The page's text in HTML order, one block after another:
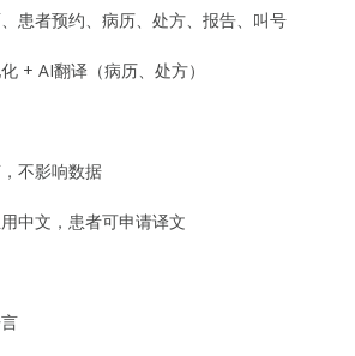
患者预约、病历、处方、报告、叫号
+ AI翻译（病历、处方）
不影响数据
中文，患者可申请译文